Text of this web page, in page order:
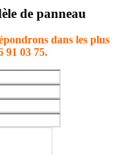
de panneau
dans les plus
91 03 75.